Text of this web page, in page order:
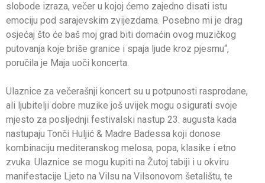
slobode izraza, večer u kojoj ćemo zajedno disati istu
emociju pod sarajevskim zvijezdama. Posebno mi je drag
osjećaj što će baš moj grad biti domaćin ovog muzičkog
putovanja koje briše granice i spaja ljude kroz pjesmu“,
poručila je Maja uoči koncerta.
Ulaznice za večerašnji koncert su u potpunosti rasprodane,
ali ljubitelji dobre muzike još uvijek mogu osigurati svoje
mjesto za posljednji festivalski nastup 23. augusta kada
nastupaju Tonči Huljić & Madre Badessa koji donose
kombinaciju mediteranskog melosa, popa, klasike i etno
zvuka. Ulaznice se mogu kupiti na Žutoj tabiji i u okviru
manifestacije Ljeto na Vilsu na Vilsonovom šetalištu, te